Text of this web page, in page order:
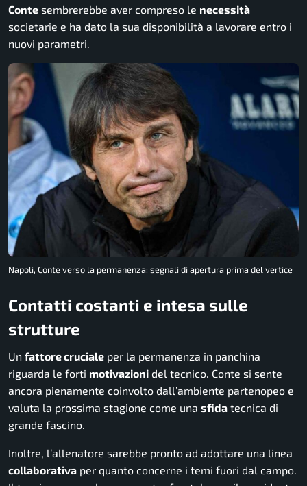
Conte sembrerebbe aver compreso le necessità
societarie e ha dato la sua disponibilità a lavorare entro i
nuovi parametri.
Napoli, Conte verso la permanenza: segnali di apertura prima del vertice
Contatti costanti e intesa sulle
strutture
Un fattore cruciale per la permanenza in panchina
riguarda le forti motivazioni del tecnico. Conte si sente
ancora pienamente coinvolto dall’ambiente partenopeo e
valuta la prossima stagione come una sfida tecnica di
grande fascino.
Inoltre, l’allenatore sarebbe pronto ad adottare una linea
collaborativa per quanto concerne i temi fuori dal campo.